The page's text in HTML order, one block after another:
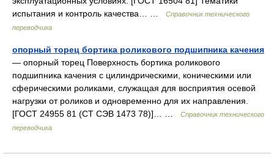
испытания и контроль качества… …
Справочник технического
переводчика
опорный торец бортика роликового подшипника качения
— опорный торец Поверхность бортика роликового
подшипника качения с цилиндрическими, коническими или
сферическими роликами, служащая для восприятия осевой
нагрузки от роликов и одновременно для их направления.
[ГОСТ 24955 81 (СТ СЭВ 1473 78)]… …
Справочник технического
переводчика